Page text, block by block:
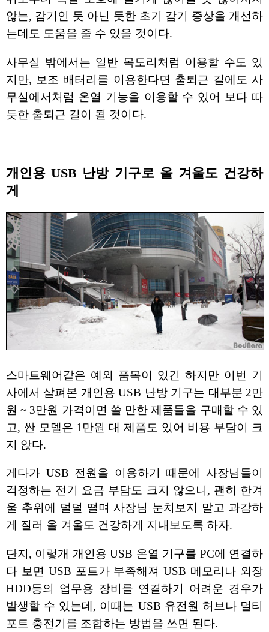
않는, 감기인 듯 아닌 듯한 초기 감기 증상을 개선하
는데도 도움을 줄 수 있을 것이다.
사무실 밖에서는 일반 목도리처럼 이용할 수도 있
지만, 보조 배터리를 이용한다면 출퇴근 길에도 사
무실에서처럼 온열 기능을 이용할 수 있어 보다 따
듯한 출퇴근 길이 될 것이다.
개인용 USB 난방 기구로 올 겨울도 건강하
게
스마트웨어같은 예외 품목이 있긴 하지만 이번 기
사에서 살펴본 개인용 USB 난방 기구는 대부분 2만
원 ~ 3만원 가격이면 쓸 만한 제품들을 구매할 수 있
고, 싼 모델은 1만원 대 제품도 있어 비용 부담이 크
지 않다.
게다가 USB 전원을 이용하기 때문에 사장님들이
걱정하는 전기 요금 부담도 크지 않으니, 괜히 한겨
울 추위에 덜덜 떨며 사장님 눈치보지 말고 과감하
게 질러 올 겨울도 건강하게 지내보도록 하자.
단지, 이렇개 개인용 USB 온열 기구를 PC에 연결하
다 보면 USB 포트가 부족해져 USB 메모리나 외장
HDD등의 업무용 장비를 연결하기 어려운 경우가
발생할 수 있는데, 이때는 USB 유전원 허브나 멀티
포트 충전기를 조합하는 방법을 쓰면 된다.